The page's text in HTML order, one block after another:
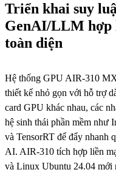
Triển khai suy
GenAI/LLM hợp
toàn diện
Hệ thống GPU AIR-310
thiết kế nhỏ gọn với hỗ trợ
card GPU khác nhau, các
hệ sinh thái phần mềm
và TensorRT để đẩy nhanh
AI. AIR-310 tích hợp liền
và Linux Ubuntu 24.04 mới